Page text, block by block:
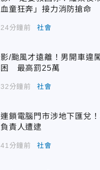
血童狂奔」接力消防搶命
24分鐘前 社會
影/颱風才遠離！男開車違
困 最高罰25萬
32分鐘前 社會
連鎖電腦門市涉地下匯兌
負責人遭逮
41分鐘前 社會